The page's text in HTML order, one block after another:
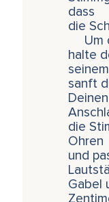
dass
die
Um
halte
sanft
die
Ohren
und
Gabel